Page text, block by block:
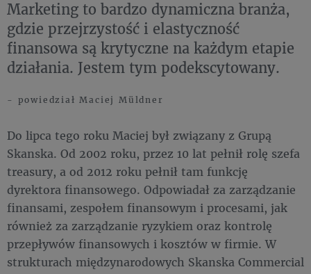
Marketing to bardzo dynamiczna branża,
gdzie przejrzystość i elastyczność
finansowa są krytyczne na każdym etapie
działania. Jestem tym podekscytowany.
- powiedział Maciej Müldner
Do lipca tego roku Maciej był związany z Grupą
Skanska. Od 2002 roku, przez 10 lat pełnił rolę szefa
treasury, a od 2012 roku pełnił tam funkcję
dyrektora finansowego. Odpowiadał za zarządzanie
finansami, zespołem finansowym i procesami, jak
również za zarządzanie ryzykiem oraz kontrolę
przepływów finansowych i kosztów w firmie. W
strukturach międzynarodowych Skanska Commercial